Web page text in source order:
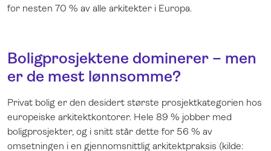
for nesten 70 % av alle arkitekter i Europa.
Boligprosjektene dominerer – men
er de mest lønnsomme?
Privat bolig er den desidert største prosjektkategorien hos
europeiske arkitektkontorer. Hele 89 % jobber med
boligprosjekter, og i snitt står dette for 56 % av
omsetningen i en gjennomsnittlig arkitektpraksis (kilde: